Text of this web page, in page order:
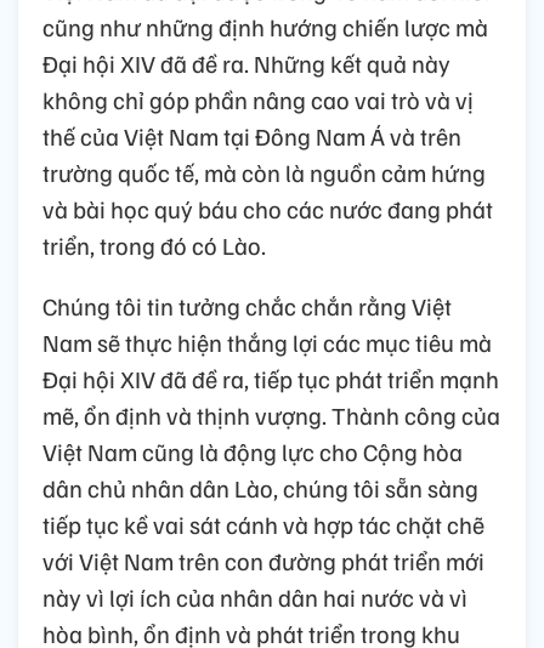
cũng như những định hướng chiến lược mà
Đại hội XIV đã đề ra. Những kết quả này
không chỉ góp phần nâng cao vai trò và vị
thế của Việt Nam tại Đông Nam Á và trên
trường quốc tế, mà còn là nguồn cảm hứng
và bài học quý báu cho các nước đang phát
triển, trong đó có Lào.
Chúng tôi tin tưởng chắc chắn rằng Việt
Nam sẽ thực hiện thắng lợi các mục tiêu mà
Đại hội XIV đã đề ra, tiếp tục phát triển mạnh
mẽ, ổn định và thịnh vượng. Thành công của
Việt Nam cũng là động lực cho Cộng hòa
dân chủ nhân dân Lào, chúng tôi sẵn sàng
tiếp tục kề vai sát cánh và hợp tác chặt chẽ
với Việt Nam trên con đường phát triển mới
này vì lợi ích của nhân dân hai nước và vì
hòa bình, ổn định và phát triển trong khu